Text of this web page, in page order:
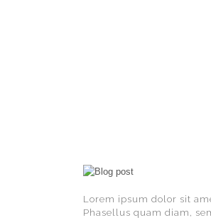
Lorem ipsum dolor sit
Phasellus quam diam,